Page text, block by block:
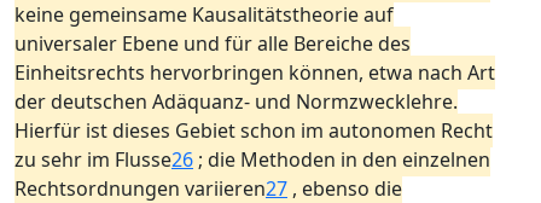
keine gemeinsame Kausalitätstheorie auf
universaler Ebene und für alle Bereiche des
Einheitsrechts hervorbringen können, etwa nach Art
der deutschen Adäquanz- und Normzwecklehre.
Hierfür ist dieses Gebiet schon im autonomen Recht
zu sehr im Flusse26 ; die Methoden in den einzelnen
Rechtsordnungen variieren27 , ebenso die